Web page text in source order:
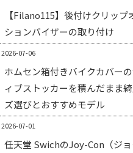
【Filano115】後付けクリップ
ションバイザーの取り付け
2026-07-06
ホムセン箱付きバイクカバー
ィブストッカーを積んだまま
ズ選びとおすすめモデル
2026-07-01
任天堂 SwichのJoy-Con（ジ